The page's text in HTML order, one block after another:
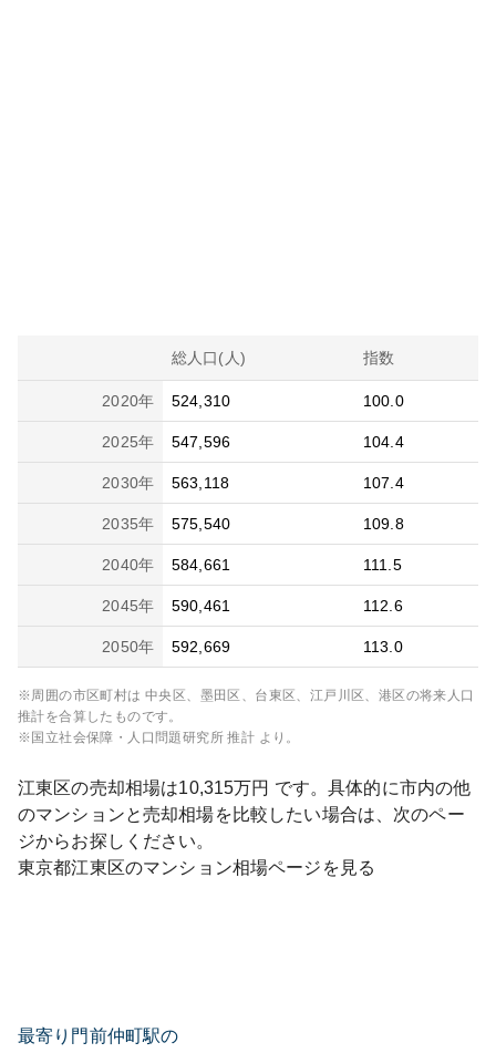
総人口(人) 指数
2020年 524,310 100.0
2025年 547,596 104.4
2030年 563,118 107.4
2035年 575,540 109.8
2040年 584,661 111.5
2045年 590,461 112.6
2050年 592,669 113.0
※周囲の市区町村は 中央区、墨田区、台東区、江戸川区、港区の将来人口
推計を合算したものです。
※国立社会保障・人口問題研究所 推計 より。
江東区の売却相場は10,315万円 です。具体的に市内の他
のマンションと売却相場を比較したい場合は、次のペー
ジからお探しください。
東京都江東区のマンション相場ページを見る
最寄り門前仲町駅の